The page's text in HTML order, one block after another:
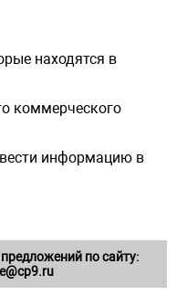
находятся в
коммерческого
информацию в
по сайту: